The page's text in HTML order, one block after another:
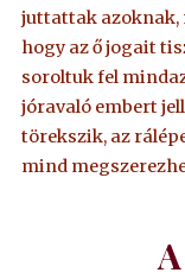
juttattak azoknak,
hogy az ő jogait
soroltuk fel
jóravaló embert
törekszik, az
mind